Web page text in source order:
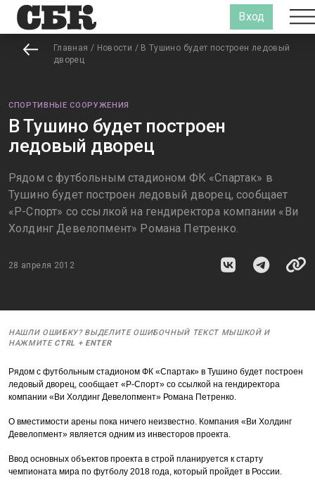
Вход
Главная / Новости / В Тушино будет построен ледовый
дворец
СПОРТИВНЫЕ СООРУЖЕНИЯ
В Тушино будет построен
ледовый дворец
Рядом с футбольным стадионом ФК «Спартак» в
Тушино будет построен ледовый дворец, сообщает
«Р-Спорт» со ссылкой на гендиректора компании «Ви
Холдинг Девелопмент» Романа Петренко.
28 апреля 2012
НАШЛИ ОШИБКУ? ВЫДЕЛИТЕ ОШИБОЧНЫЙ ТЕКСТ МЫШКОЙ И
НАЖМИТЕ CTRL + ENTER
Рядом с футбольным стадионом ФК «Спартак» в Тушино будет построен
ледовый дворец, сообщает «Р-Спорт» со ссылкой на гендиректора
компании «Ви Холдинг Девелопмент» Романа Петренко.
О вместимости арены пока ничего неизвестно. Компания «Ви Холдинг
Девелопмент» является одним из инвесторов проекта.
Ввод основных объектов проекта в строй планируется к старту
чемпионата мира по футболу 2018 года, который пройдет в России.